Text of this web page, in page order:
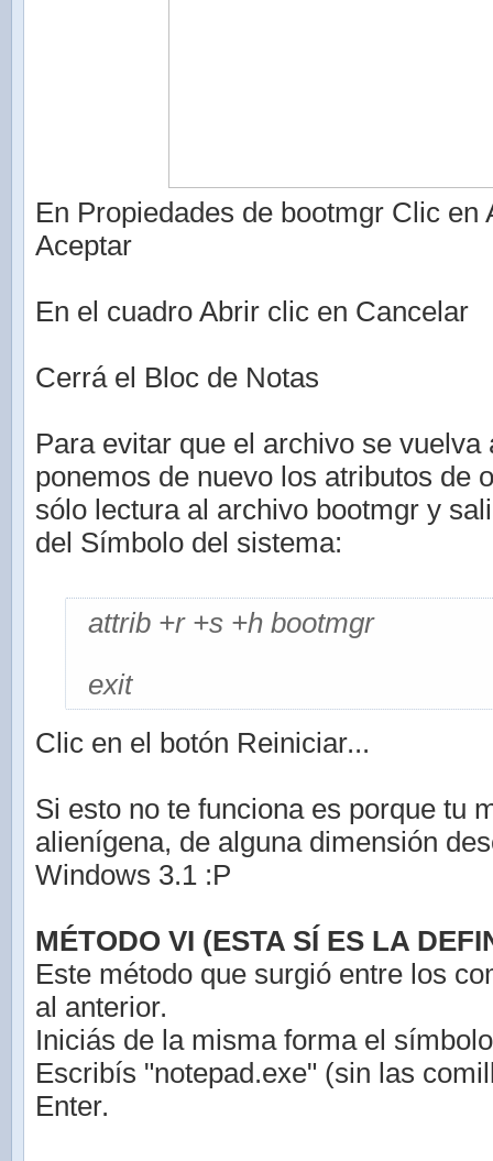
En Propiedades de bootmgr Clic en
Aceptar
En el cuadro Abrir clic en Cancelar
Cerrá el Bloc de Notas
Para evitar que el archivo se vuelva
ponemos de nuevo los atributos de
sólo lectura al archivo bootmgr y
del Símbolo del sistema:
attrib +r +s +h bootmgr
exit
Clic en el botón Reiniciar...
Si esto no te funciona es porque tu
alienígena, de alguna dimensión
Windows 3.1 :P
MÉTODO VI (ESTA SÍ ES LA
Este método que surgió entre los
al anterior.
Iniciás de la misma forma el
Escribís "notepad.exe" (sin las
Enter.